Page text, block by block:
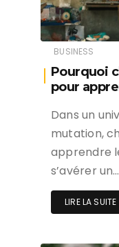
BUSINESS
Pourquoi
pour
Dans un
mutation,
apprendre
s’avérer un…
LIRE LA SUITE